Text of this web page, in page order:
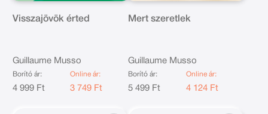
Visszajövök érted
Guillaume Musso
Borító ár:
4 999 Ft
Online ár:
3 749 Ft
Mert szeretlek
Guillaume Musso
Borító ár:
5 499 Ft
Online ár:
4 124 Ft